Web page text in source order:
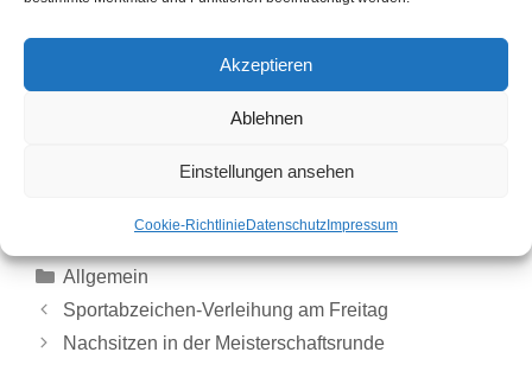
Akzeptieren
Ablehnen
Einstellungen ansehen
Cookie-Richtlinie Datenschutz Impressum
Die weiteren SCR-Spiele am Wochenende:
ESV Siegen – SC Reckenfeld 2 So., 12.30 Uhr
SKG Bielefeld – SC Reckenfeld 3 So., 14 Uhr
SC Reckenfeld 5 – SG Münster/Borghorst 4 So., 12.15
Allgemein
Sportabzeichen-Verleihung am Freitag
Nachsitzen in der Meisterschaftsrunde